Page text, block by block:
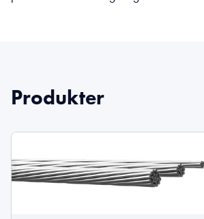
Produkter